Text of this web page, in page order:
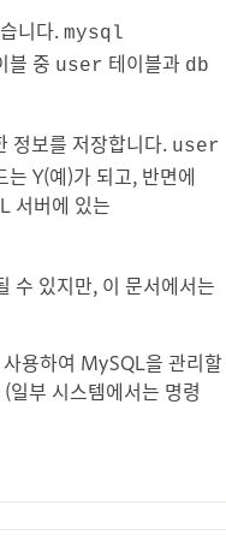
니다. mysql
블 중 user 테이블과 db
정보를 저장합니다. user
Y(예)가 되고, 반면에
서버에 있는
수 있지만, 이 문서에서는
용하여 MySQL을 관리할
부 시스템에서는 명령